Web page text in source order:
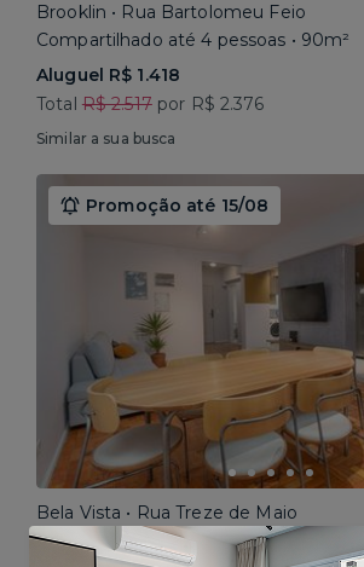
Brooklin • Rua Bartolomeu Feio
Compartilhado até 4 pessoas • 90m²
Aluguel R$ 1.418
Total R$ 2.517por R$ 2.376
Similar a sua busca
Promoção até 15/08
Bela Vista • Rua Treze de Maio
Compartilhado até 5 pessoas • 160m²